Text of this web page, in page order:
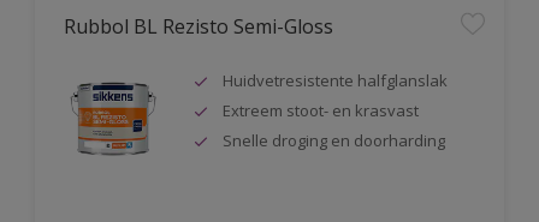
Rubbol BL Rezisto Semi-Gloss
Huidvetresistente halfglanslak
Extreem stoot- en krasvast
Snelle droging en doorharding